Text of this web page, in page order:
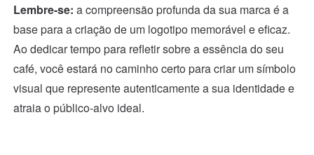
Lembre-se: a compreensão profunda da sua marca é a
base para a criação de um logotipo memorável e eficaz.
Ao dedicar tempo para refletir sobre a essência do seu
café, você estará no caminho certo para criar um símbolo
visual que represente autenticamente a sua identidade e
atraia o público-alvo ideal.